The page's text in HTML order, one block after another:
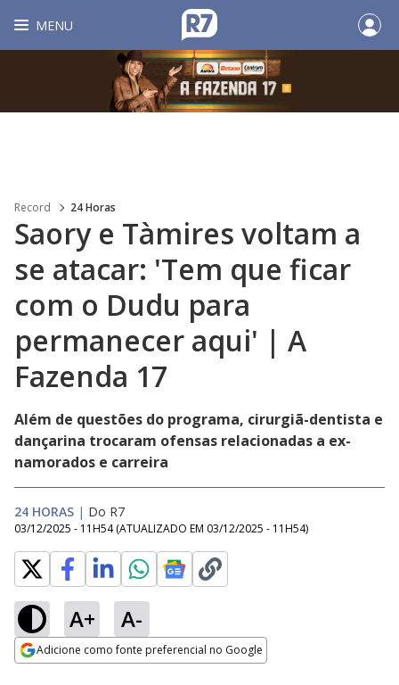
MENU
Record 24 Horas
Saory e Tàmires voltam a
se atacar: 'Tem que ficar
com o Dudu para
permanecer aqui' | A
Fazenda 17
Além de questões do programa, cirurgiã-dentista e
dançarina trocaram ofensas relacionadas a ex-
namorados e carreira
24 HORAS | Do R7
03/12/2025 - 11H54 (ATUALIZADO EM 03/12/2025 - 11H54)
A+ A-
Adicione como fonte preferencial no Google
Ativar
Loaded
23.04%